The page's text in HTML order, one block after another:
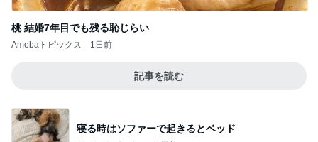
Amebaトピックス 1日前
Amebaトピックス 1日前
ばっちり可愛くしてもらった撮影